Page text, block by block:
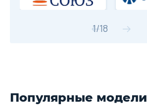
1/18
Популярные модели